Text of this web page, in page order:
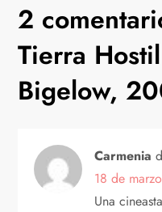
e
g
a
c
i
2
Tierra
Bigelow,
Carmenia
18 de
Una